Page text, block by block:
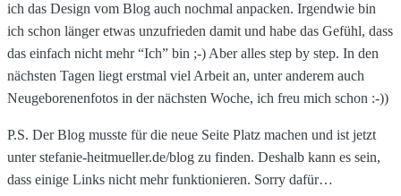
ich das Design vom Blog auch nochmal anpacken. Irgendwie bin
ich schon länger etwas unzufrieden damit und habe das Gefühl, dass
das einfach nicht mehr “Ich” bin ;-) Aber alles step by step. In den
nächsten Tagen liegt erstmal viel Arbeit an, unter anderem auch
Neugeborenenfotos in der nächsten Woche, ich freu mich schon :-))
P.S. Der Blog musste für die neue Seite Platz machen und ist jetzt
unter stefanie-heitmueller.de/blog zu finden. Deshalb kann es sein,
dass einige Links nicht mehr funktionieren. Sorry dafür…